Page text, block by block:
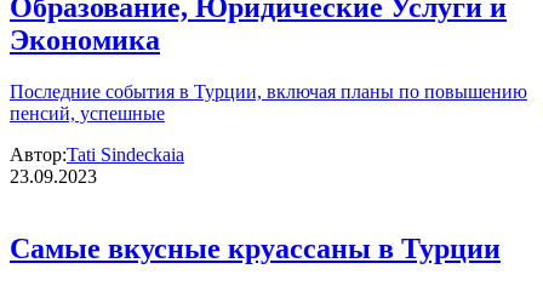
Образование, Юридические Услуги и
Экономика
Последние события в Турции, включая планы по повышению
пенсий, успешные
Автор:Tati Sindeckaia
23.09.2023
Самые вкусные круассаны в Турции